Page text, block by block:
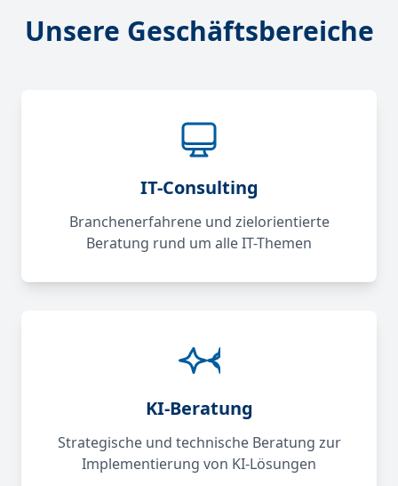
Unsere Geschäftsbereiche
IT-Consulting
Branchenerfahrene und zielorientierte
Beratung rund um alle IT-Themen
KI-Beratung
Strategische und technische Beratung zur
Implementierung von KI-Lösungen